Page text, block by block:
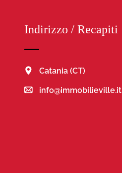
Indirizzo / Recapiti
Catania (CT)
info@immobilieville.it